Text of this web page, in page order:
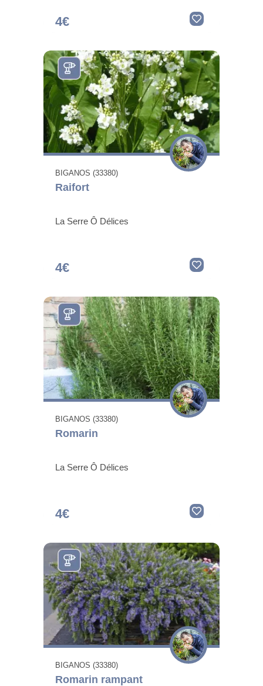
4€
BIGANOS (33380)
Raifort
La Serre Ô Délices
4€
BIGANOS (33380)
Romarin
La Serre Ô Délices
4€
BIGANOS (33380)
Romarin rampant